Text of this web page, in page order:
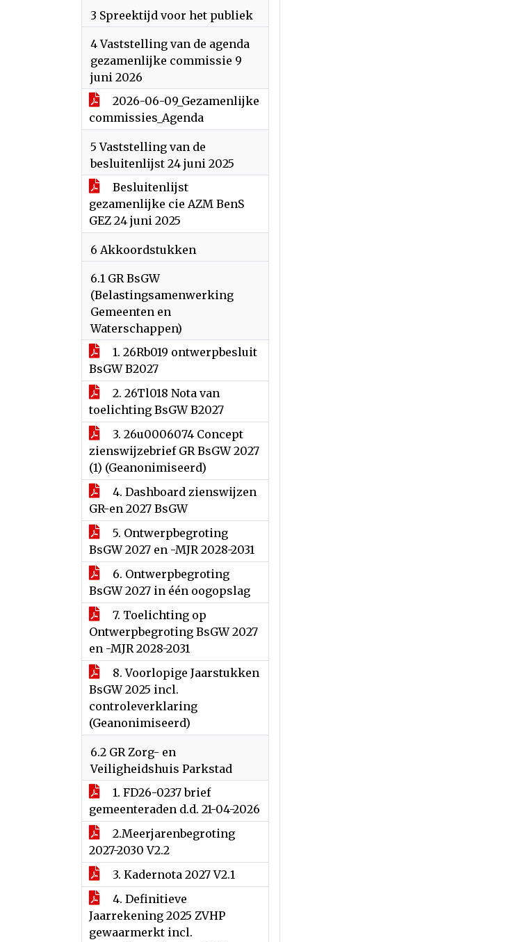
3 Spreektijd voor het publiek
4 Vaststelling van de agenda
gezamenlijke commissie 9
juni 2026
2026-06-09_Gezamenlijke
commissies_Agenda
5 Vaststelling van de
besluitenlijst 24 juni 2025
Besluitenlijst
gezamenlijke cie AZM BenS
GEZ 24 juni 2025
6 Akkoordstukken
6.1 GR BsGW
(Belastingsamenwerking
Gemeenten en
Waterschappen)
1. 26Rb019 ontwerpbesluit
BsGW B2027
2. 26Tl018 Nota van
toelichting BsGW B2027
3. 26u0006074 Concept
zienswijzebrief GR BsGW 2027
(1) (Geanonimiseerd)
4. Dashboard zienswijzen
GR-en 2027 BsGW
5. Ontwerpbegroting
BsGW 2027 en -MJR 2028-2031
6. Ontwerpbegroting
BsGW 2027 in één oogopslag
7. Toelichting op
Ontwerpbegroting BsGW 2027
en -MJR 2028-2031
8. Voorlopige Jaarstukken
BsGW 2025 incl.
controleverklaring
(Geanonimiseerd)
6.2 GR Zorg- en
Veiligheidshuis Parkstad
1. FD26-0237 brief
gemeenteraden d.d. 21-04-2026
2.Meerjarenbegroting
2027-2030 V2.2
3. Kadernota 2027 V2.1
4. Definitieve
Jaarrekening 2025 ZVHP
gewaarmerkt incl.